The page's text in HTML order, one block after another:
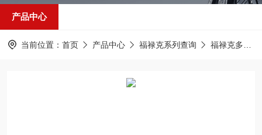
产品中心
当前位置： 首页 产品中心 福禄克系列查询 福禄克多功能校准仪